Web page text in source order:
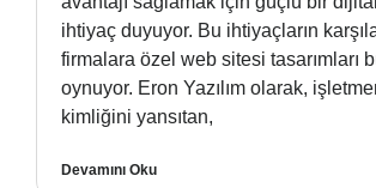
ihtiyaç duyuyor. Bu ihtiyaçların
firmalara özel web sitesi tasarımları
oynuyor. Eron Yazılım olarak,
kimliğini yansıtan,
Devamını Oku